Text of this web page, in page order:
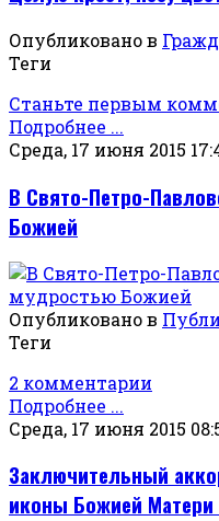
Опубликовано в
Теги
Станьте первым
Подробнее ...
Среда, 17 июня 2015
В Свято-Петро-
Божией
Опубликовано в
Теги
2 комментарии
Подробнее ...
Среда, 17 июня 2015
Заключительный
иконы Божией Матери